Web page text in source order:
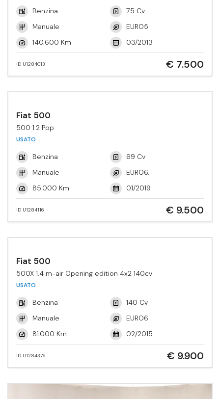
Benzina
75 Cv
Manuale
EURO5
140.600 Km
03/2013
ID U1284013 € 7.500
Fiat 500
500 1.2 Pop
USATO
Benzina
69 Cv
Manuale
EURO6.
85.000 Km
01/2019
ID U1284116 € 9.500
Fiat 500
500X 1.4 m-air Opening edition 4x2 140cv
USATO
Benzina
140 Cv
Manuale
EURO6
81.000 Km
02/2015
ID U1284376 € 9.900